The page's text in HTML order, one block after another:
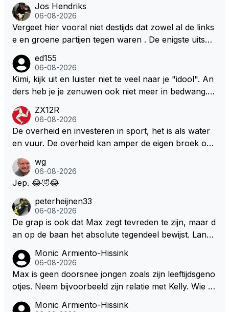
Jos Hendriks
06-08-2026
Vergeet hier vooral niet destijds dat zowel al de links
e en groene partijen tegen waren . De enigste uitspr
over dan kunnen ze hun eigen uitlaat gassen inade
men maar niet wetende was dat de F1 motor schone
r is dan een normale auto. Dus denk echt niet dat de
ters zullen steunen laat staan om een euro in het cir
cuit Zandvoort te steken
ed155
06-08-2026
Kimi, kijk uit en luister niet te veel naar je "idool". An
ders heb je je zenuwen ook niet meer in bedwang. Zi
Marquez/Jos ? Veel gezelliger
ZX12R
06-08-2026
De overheid en investeren in sport, het is als water
en vuur. De overheid kan amper de eigen broek oph
s. Je kunt de Staat het best vergelijken met de sherif
f van Nottinghem (Robin Hood) welk achter de bom
m/haar van zijn laatste zuurverdiende stuiver te ber
oven. De Staat heeft nooit ooit maar een stuiver in Z
andvoort willen investeren en dat zal ook nooit gebe
uren. Afdragen van BTW gelden en vergunningen bi
j dergelijke sportievefestiviteiten MOET je dan weer
wel afstaan, de parasiet.
wg
06-08-2026
Jep. 😂🤣😂
peterheijnen33
06-08-2026
De grap is ook dat Max zegt tevreden te zijn, maar d
an op de baan het absolute tegendeel bewijst. Lando
dan eigenlijk niet echt zien. ;)
Monic Armiento-Hissink
06-08-2026
Max is geen doorsnee jongen zoals zijn leeftijdsgeno
otjes. Neem bijvoorbeeld zijn relatie met Kelly. Wie g
Monic Armiento-Hissink